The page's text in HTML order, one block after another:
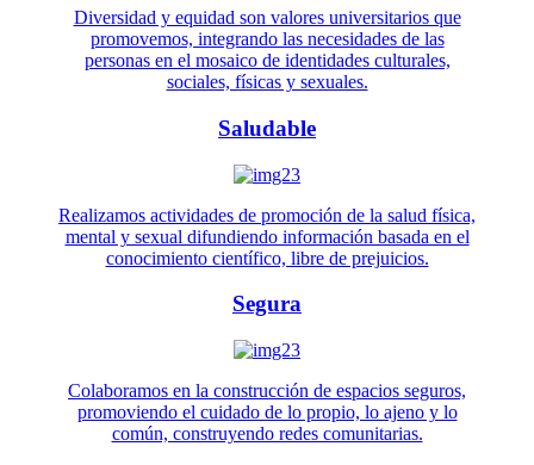
Diversidad y equidad son valores universitarios que
promovemos, integrando las necesidades de las
personas en el mosaico de identidades culturales,
sociales, físicas y sexuales.
Saludable
Realizamos actividades de promoción de la salud física,
mental y sexual difundiendo información basada en el
conocimiento científico, libre de prejuicios.
Segura
Colaboramos en la construcción de espacios seguros,
promoviendo el cuidado de lo propio, lo ajeno y lo
común, construyendo redes comunitarias.